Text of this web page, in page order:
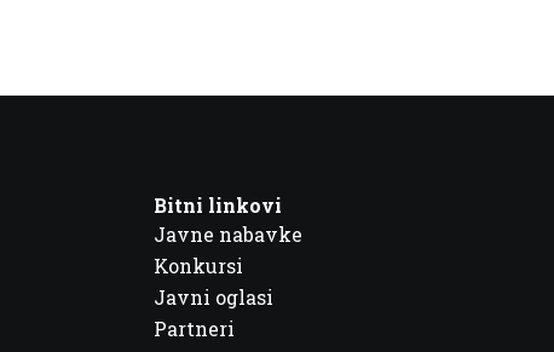
Bitni linkovi
Javne nabavke
Konkursi
Javni oglasi
Partneri